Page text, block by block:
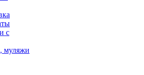
с
муляжи